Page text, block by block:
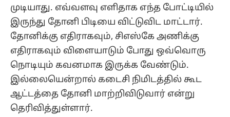
முடியாது. எவ்வளவு எளிதாக எந்த போட்டியில்
இருந்து தோனி பிடியை விட்டுவிட மாட்டார்.
தோனிக்கு எதிராகவும், சிஎஸ்கே அணிக்கு
எதிராகவும் விளையாடும் போது ஒவ்வொரு
நொடியும் கவனமாக இருக்க வேண்டும்.
இல்லையென்றால் கடைசி நிமிடத்தில் கூட
ஆட்டத்தை தோனி மாற்றிவிடுவார் என்று
தெரிவித்துள்ளார்.